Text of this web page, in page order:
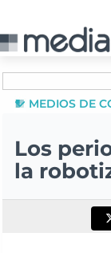
MEDIOS DE
Los
la